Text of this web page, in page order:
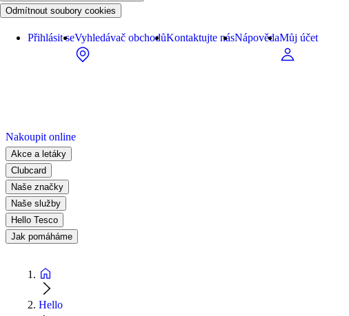
Odmítnout soubory cookies
Přihlásit seVyhledávač obchodůKontaktujte násNápovědaMůj účet
Nakoupit online
Akce a letáky
Clubcard
Naše značky
Naše služby
Hello Tesco
Jak pomáháme
Hello